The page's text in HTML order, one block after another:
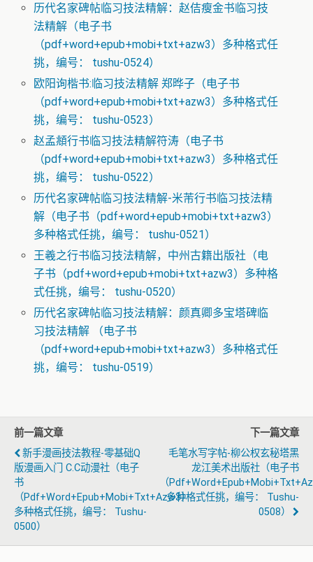
历代名家碑帖临习技法精解：赵佶瘦金书临习技
法精解（电子书
（pdf+word+epub+mobi+txt+azw3）多种格式任
挑，编号： tushu-0524）
欧阳询楷书:临习技法精解 郑晔子（电子书
（pdf+word+epub+mobi+txt+azw3）多种格式任
挑，编号： tushu-0523）
赵孟頫行书临习技法精解符涛（电子书
（pdf+word+epub+mobi+txt+azw3）多种格式任
挑，编号： tushu-0522）
历代名家碑帖临习技法精解-米芾行书临习技法精
解（电子书（pdf+word+epub+mobi+txt+azw3）
多种格式任挑，编号： tushu-0521）
王羲之行书临习技法精解，中州古籍出版社（电
子书（pdf+word+epub+mobi+txt+azw3）多种格
式任挑，编号： tushu-0520）
历代名家碑帖临习技法精解：颜真卿多宝塔碑临
习技法精解 （电子书
（pdf+word+epub+mobi+txt+azw3）多种格式任
挑，编号： tushu-0519）
前一篇文章
新手漫画技法教程-零基础Q
版漫画入门 C.c动漫社（电子
书
（pdf+word+epub+mobi+txt+azw3）
多种格式任挑，编号： Tushu-
0500）
下一篇文章
毛笔水写字帖-柳公权玄秘塔黑
龙江美术出版社（电子书
（
多种格式任挑，编号： Tushu-
0508）